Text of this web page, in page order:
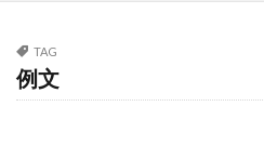
TAG
例文